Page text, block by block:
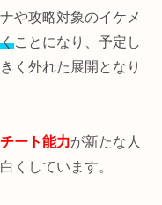
や攻略対象のイケメ
ことになり、予定し
く外れた展開となり
ート能力が新たな人
くしています。